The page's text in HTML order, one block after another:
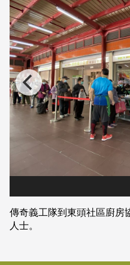
傳奇義工隊到東頭社區廚房
人士。